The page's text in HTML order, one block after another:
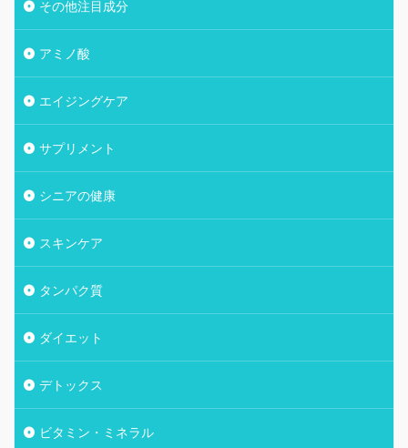
その他注目成分
アミノ酸
エイジングケア
サプリメント
シニアの健康
スキンケア
タンパク質
ダイエット
デトックス
ビタミン・ミネラル